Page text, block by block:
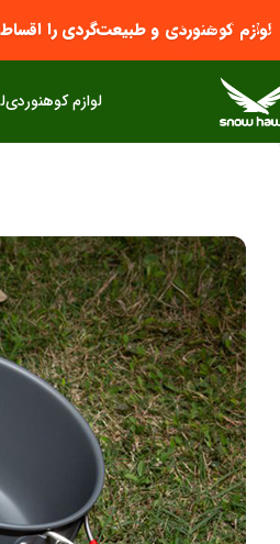
پرش به پیمایش
لوازم کوهنوردی و طبیعت‌گردی را
لوازم کوهنوردی